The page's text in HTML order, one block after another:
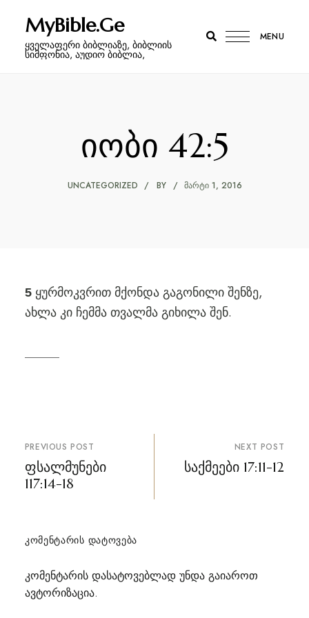
MyBible.Ge
ყველაფერი ბიბლიაზე, ბიბლიის
სიმფონია, აუდიო ბიბლია,
MENU
იობი 42:5
UNCATEGORIZED BY ᲛᲐᲠᲢᲘ 1, 2016
5 ყურმოკვრით მქონდა გაგონილი შენზე,
ახლა კი ჩემმა თვალმა გიხილა შენ.
პოსტის
ნავიგაცია
PREVIOUS POST
ფსალმუნები
117:14-18
NEXT POST
საქმეები 17:11-12
ᲙᲝᲛᲔᲜᲢᲐᲠᲘᲡ ᲓᲐᲢᲝᲕᲔᲑᲐ
კომენტარის დასატოვებლად უნდა გაიაროთ
ავტორიზაცია.